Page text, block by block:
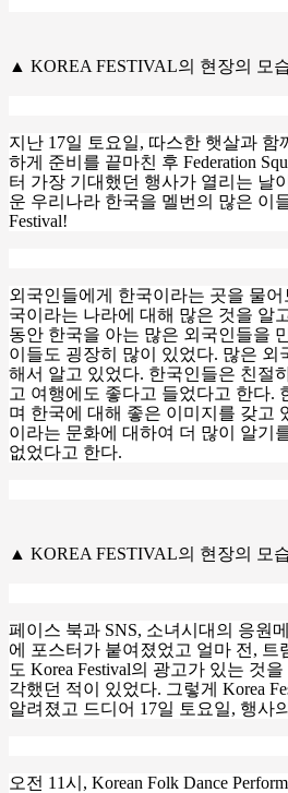
▲ KOREA FESTIVAL의 현장의
지난 17일 토요일, 따스한 햇살과 함
하게 준비를 끝마친 후 Federation
터 가장 기대했던 행사가 열리는 날
운 우리나라 한국을 멜번의 많은 이
Festival!
외국인들에게 한국이라는 곳을 물
국이라는 나라에 대해 많은 것을 알
동안 한국을 아는 많은 외국인들을
이들도 굉장히 많이 있었다. 많은 외
해서 알고 있었다. 한국인들은 친절
고 여행에도 좋다고 들었다고 한다.
며 한국에 대해 좋은 이미지를 갖고
이라는 문화에 대하여 더 많이 알기
없었다고 한다.
▲ KOREA FESTIVAL의 현장의
페이스 북과 SNS, 소녀시대의 응원
에 포스터가 붙여졌었고 얼마 전, 트
도 Korea Festival의 광고가 있는 것
각했던 적이 있었다. 그렇게 Korea
알려졌고 드디어 17일 토요일, 행사
오전 11시 , Korean Folk Dance